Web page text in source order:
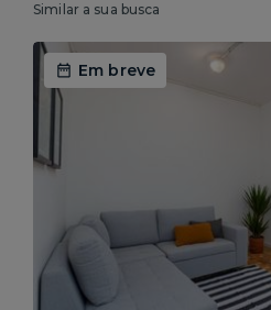
Similar a sua busca
Em breve